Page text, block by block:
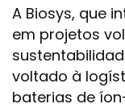
A Biosys, que
em projetos
voltado à
baterias de